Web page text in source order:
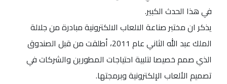
في هذا الحدث الكبير.
يذكر ان مختبر صناعة الالعاب الالكترونية مبادرة من جلالة
الملك عبد الله الثاني عام 2011، أطلقت من قبل الصندوق
الذي صمم خصيصا لتلبية احتياجات المطورين والشركات في
تصميم الألعاب الإلكترونية وبرمجتها.